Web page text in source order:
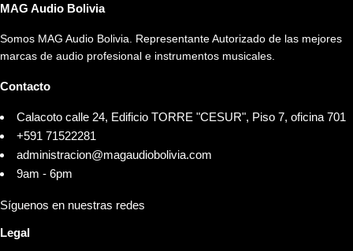
MAG Audio Bolivia
Somos MAG Audio Bolivia. Representante Autorizado de las mejores
marcas de audio profesional e instrumentos musicales.
Contacto
Calacoto calle 24, Edificio TORRE "CESUR", Piso 7, oficina 701
+591 71522281
administracion@magaudiobolivia.com
9am - 6pm
Síguenos en nuestras redes
Legal